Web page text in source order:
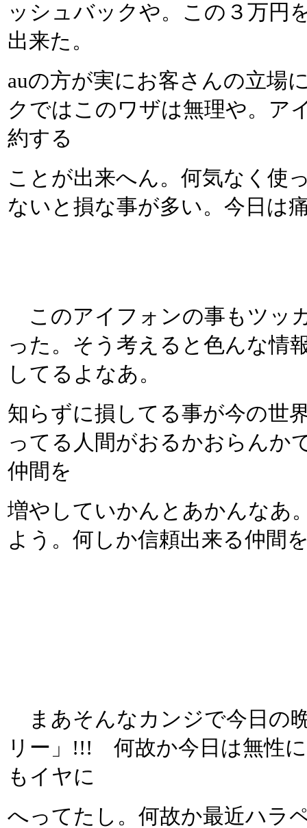
ッシュバックや。この３万円
出来た。
auの方が実にお客さんの立場
クではこのワザは無理や。ア
約する
ことが出来へん。何気なく使
ないと損な事が多い。今日は
このアイフォンの事もツッ
った。そう考えると色んな情
してるよなあ。
知らずに損してる事が今の世
ってる人間がおるかおらんか
仲間を
増やしていかんとあかんなあ
よう。何しか信頼出来る仲間
まあそんなカンジで今日の
リー」!!! 何故か今日は無性
もイヤに
へってたし。何故か最近ハラ